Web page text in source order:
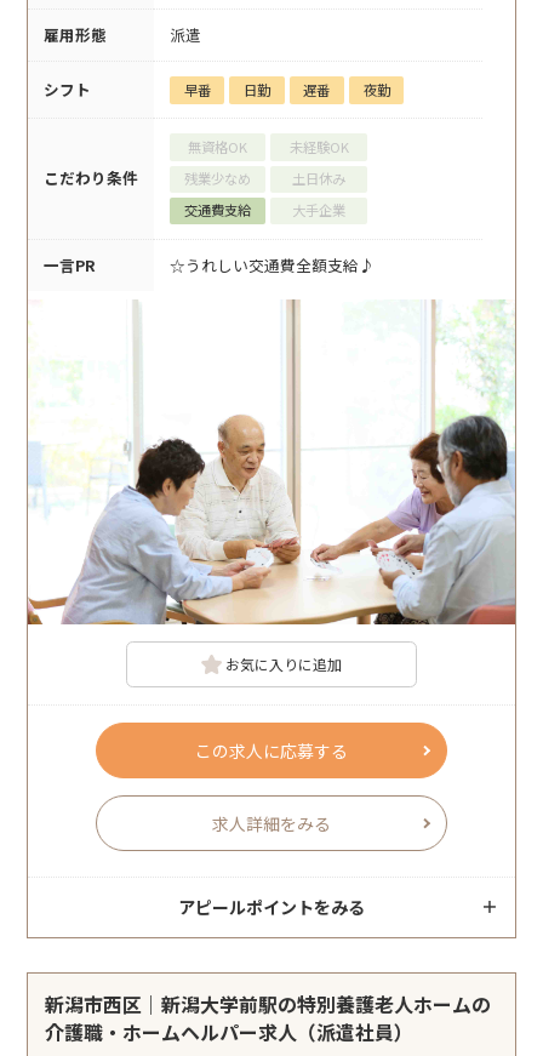
雇用形態 派遣
シフト 早番 日勤 遅番 夜勤
こだわり条件
無資格OK
未経験OK
残業少なめ
土日休み
交通費支給
大手企業
一言PR ☆うれしい交通費全額支給♪
お気に入りに追加
この求人に応募する
求人詳細をみる
アピールポイントをみる
新潟市西区｜新潟大学前駅の特別養護老人ホームの
介護職・ホームヘルパー求人（派遣社員）